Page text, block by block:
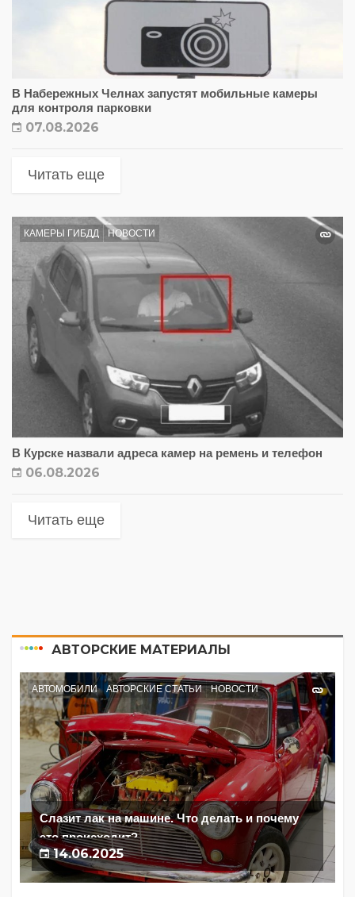
В Набережных Челнах запустят мобильные камеры
для контроля парковки
07.08.2026
Читать еще
КАМЕРЫ ГИБДД НОВОСТИ
В Курске назвали адреса камер на ремень и телефон
06.08.2026
Читать еще
АВТОРСКИЕ МАТЕРИАЛЫ
АВТОМОБИЛИ АВТОРСКИЕ СТАТЬИ НОВОСТИ
Слазит лак на машине. Что делать и почему
это происходит?
14.06.2025